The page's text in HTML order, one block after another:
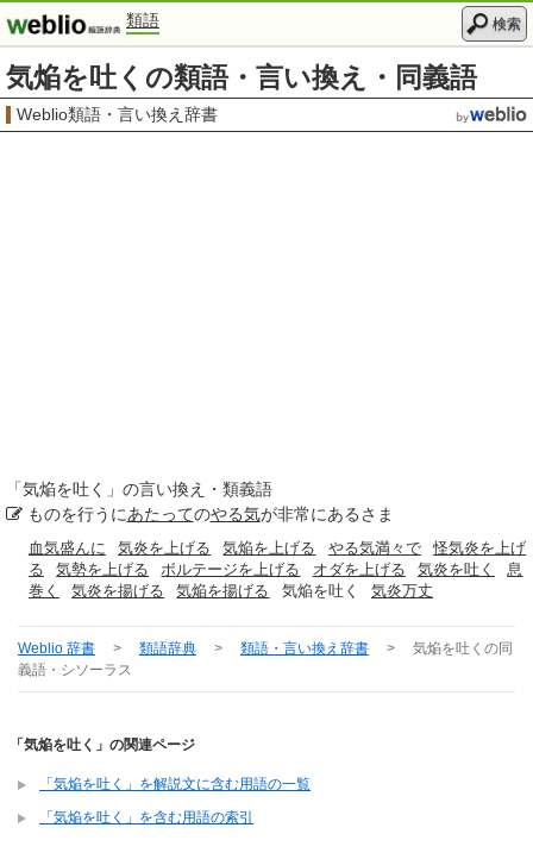
類語 検索
気焔を吐くの類語・言い換え・同義語
Weblio類語・言い換え辞書
「気焔を吐く
」の言い換え・類義語
ものを行うにあたってのやる気が非常にあるさま
血気盛んに 気炎を上げる 気焔を上げる やる気満々で
怪気炎を上げ
る
気勢を上げる ボルテージを上げる オダを上げる 気炎を吐く
息
巻く
気炎を揚げる 気焔を揚げる 気焔を吐く 気炎万丈
Weblio 辞書 > 類語辞典 > 類語・言い換え辞書 > 気焔を吐く の同
義語・シソーラス
「気焔を吐く」の関連ページ
「気焔を吐く」を解説文に含む用語の一覧
「気焔を吐く」を含む用語の索引